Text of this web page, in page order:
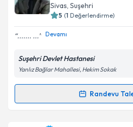
takvim hazırlandığında e-
Kişisel verilerimin
Metni'ni okudum ve
kapsamda işlenmesini
Sivas, Suşehri
5 (1 Değerlendirme)
....... ... Devamı
Suşehri Devlet Hastanesi
Yanlız Bağlar Mahallesi, Hekim Sokak
Randevu
Randevu Takvimi Talebi